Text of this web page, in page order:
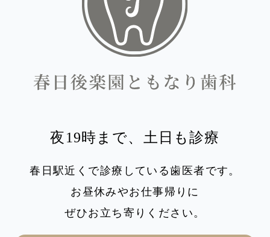
夜19時まで、土日も診療
春日駅近くで診療している歯医者です。
お昼休みやお仕事帰りに
ぜひお立ち寄りください。